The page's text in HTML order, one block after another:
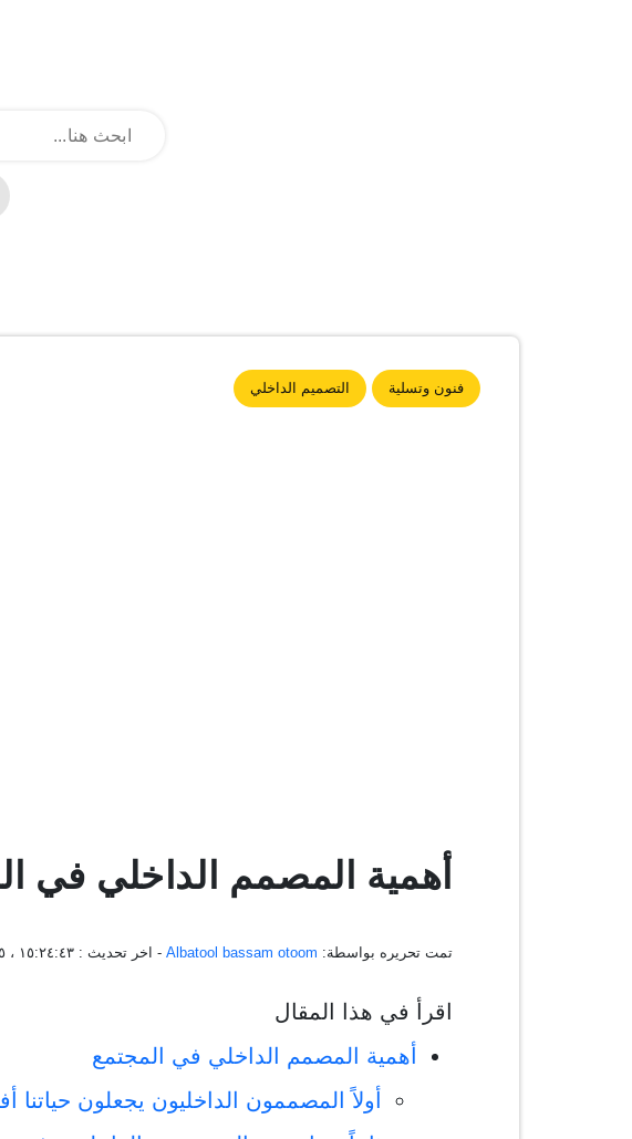
فنون وتسلية التصميم الداخلي
أهمية المصمم الداخلي في
تمت تحريره بواسطة: Albatool bassam otoom - اخر تحديث : ١٥:٢٤:٤٣ ، ١٥ ديسمبر ٢٠٢١
اقرأ في هذا المقال
أهمية المصمم الداخلي في المجتمع
أولاً المصممون الداخليون يجعلون حياتنا